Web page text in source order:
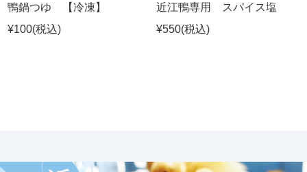
鴨鍋つゆ 【冷凍】
¥100(税込)
近江鴨専用 スパイス塩
¥550(税込)